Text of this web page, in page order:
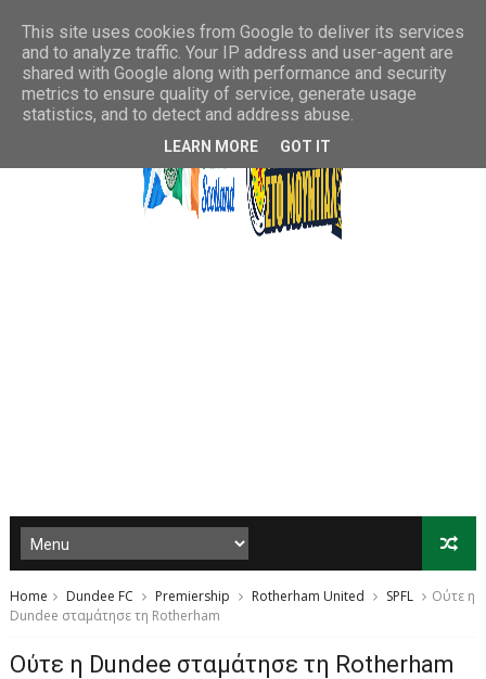
Home Dundee FC Premiership Rotherham United SPFL
Ούτε η
Dundee σταμάτησε τη Rotherham
Ούτε η Dundee σταμάτησε τη Rotherham
This site uses cookies from Google to deliver its services
and to analyze traffic. Your IP address and user-agent are
shared with Google along with performance and security
metrics to ensure quality of service, generate usage
statistics, and to detect and address abuse.
LEARN MORE GOT IT